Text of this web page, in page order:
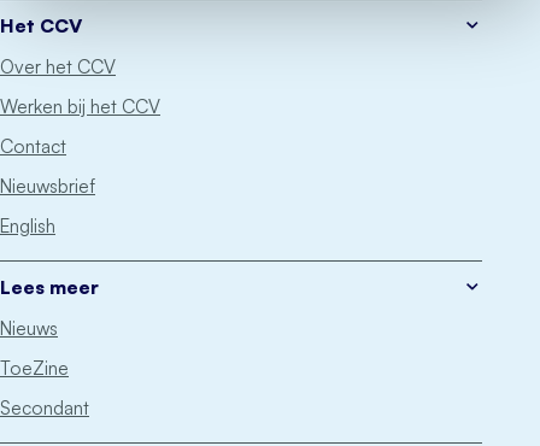
Het CCV
Over het CCV
Werken bij het CCV
Contact
Nieuwsbrief
English
Lees meer
Nieuws
ToeZine
Secondant